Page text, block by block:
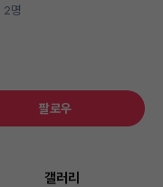
2명
팔로우
갤러리